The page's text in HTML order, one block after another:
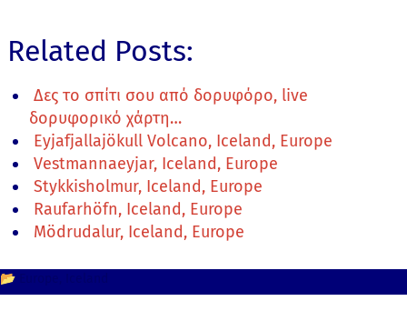
Related Posts:
Δες το σπίτι σου από δορυφόρο, live
δορυφορικό χάρτη…
Eyjafjallajökull Volcano, Iceland, Europe
Vestmannaeyjar, Iceland, Europe
Stykkisholmur, Iceland, Europe
Raufarhöfn, Iceland, Europe
Mödrudalur, Iceland, Europe
📂